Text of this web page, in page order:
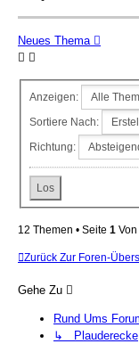
Neues Thema
Anzeigen:
Sortiere Nach:
Richtung:
12 Themen • Seite 1 Von
Zurück Zur Foren-
Gehe Zu
Rund Ums
↳ Plauderecke